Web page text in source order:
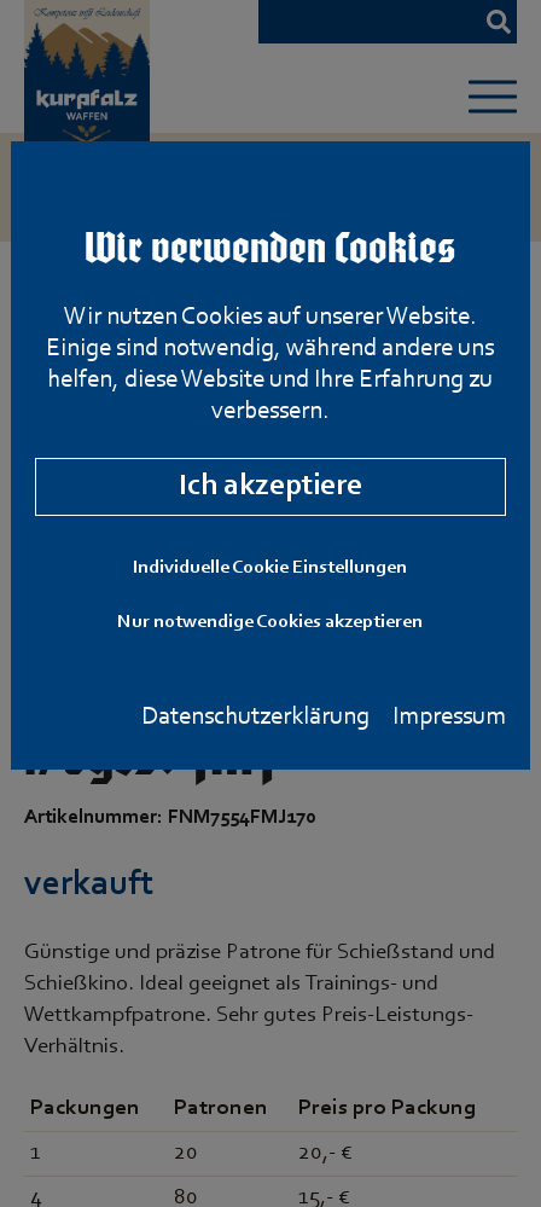
Wir verwenden Cookies
Wir nutzen Cookies auf unserer Website.
Einige sind notwendig, während andere uns
helfen, diese Website und Ihre Erfahrung zu
verbessern.
Ich akzeptiere
Individuelle Cookie Einstellungen
Nur notwendige Cookies akzeptieren
Datenschutzerklärung Impressum
Zum
Hauptinhalt
springen
170grs. FMJ
Artikelnummer: FNM7554FMJ170
verkauft
Günstige und präzise Patrone für Schießstand und
Schießkino. Ideal geeignet als Trainings- und
Wettkampfpatrone. Sehr gutes Preis-Leistungs-
Verhältnis.
Packungen Patronen
Preis pro Packung
1
20
20,- €
4
80 15,- €